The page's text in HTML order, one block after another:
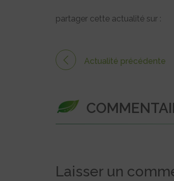
partager cette actualité sur :
Actualité précédente
Laisser un